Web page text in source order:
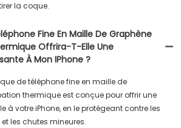
la coque.
Fine En Maille De Graphène
Offrira-T-Elle Une
À Mon IPhone ?
de téléphone fine en maille de
thermique est conçue pour offrir une
à votre iPhone, en le protégeant contre les
les chutes mineures.